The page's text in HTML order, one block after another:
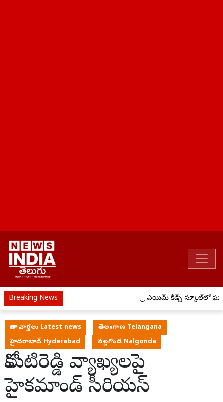
Breaking News ప్రీ ఎయిమ్ కిడ్స్ స్కూల్‌లో
తాజా వార్తలు Latest news
తెలంగాణ Telangana
హైదరాబాద్ Hyderabad
నల్లగొండ Nalgonda
కోమటిరెడ్డి వ్యాఖ్యలపై
హైకమాండ్ సీరియస్